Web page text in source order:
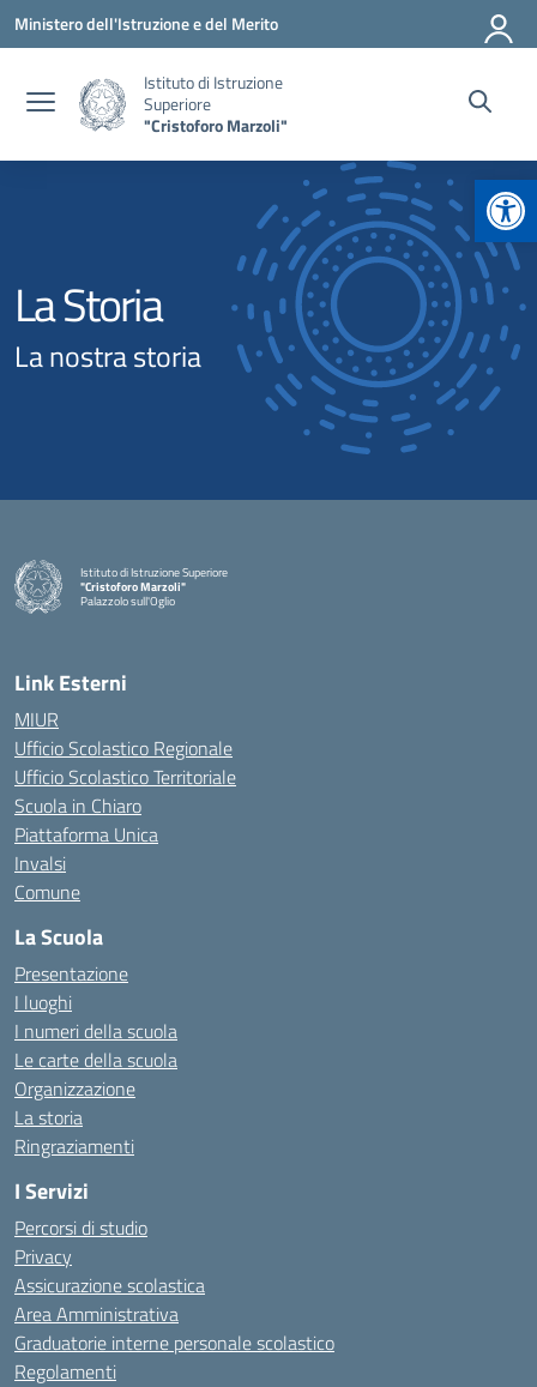
Vai ai contenuti
Vai al menu di navigazione
Vai al footer
Ministero dell'Istruzione e del Merito
Istituto di Istruzione
Superiore
"Cristoforo Marzoli"
La Storia
La nostra storia
Istituto di Istruzione Superiore
"Cristoforo Marzoli"
Palazzolo sull'Oglio
— Visita la pagina iniziale della scuola
Link Esterni
MIUR
Ufficio Scolastico Regionale
Ufficio Scolastico Territoriale
Scuola in Chiaro
Piattaforma Unica
Invalsi
Comune
La Scuola
Presentazione
I luoghi
I numeri della scuola
Le carte della scuola
Organizzazione
La storia
Ringraziamenti
I Servizi
Percorsi di studio
Privacy
Assicurazione scolastica
Area Amministrativa
Graduatorie interne personale scolastico
Regolamenti